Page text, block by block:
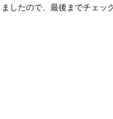
したので、最後までチェッ